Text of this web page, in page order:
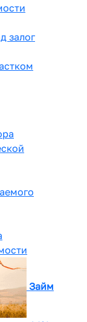
залог
Займ